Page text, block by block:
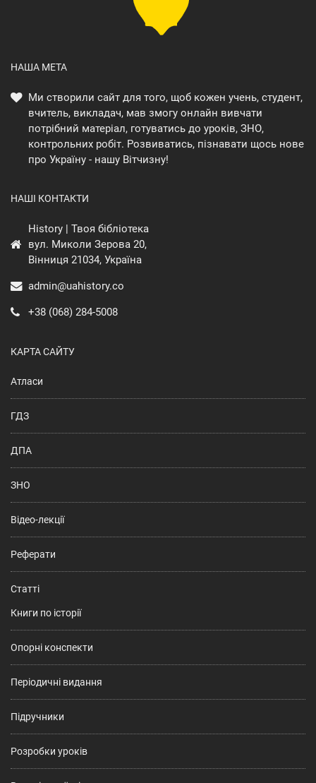
НАША МЕТА
Ми створили сайт для того, щоб кожен учень, студент,
вчитель, викладач, мав змогу онлайн вивчати
потрібний матеріал, готуватись до уроків, ЗНО,
контрольних робіт. Розвиватись, пізнавати щось нове
про Україну - нашу Вітчизну!
НАШІ КОНТАКТИ
History | Твоя бібліотека
вул. Миколи Зерова 20,
Вінниця 21034, Україна
admin@uahistory.co
+38 (068) 284-5008
КАРТА САЙТУ
Атласи
ГДЗ
ДПА
ЗНО
Відео-лекції
Реферати
Статті
Книги по історії
Опорні конспекти
Періодичні видання
Підручники
Розробки уроків